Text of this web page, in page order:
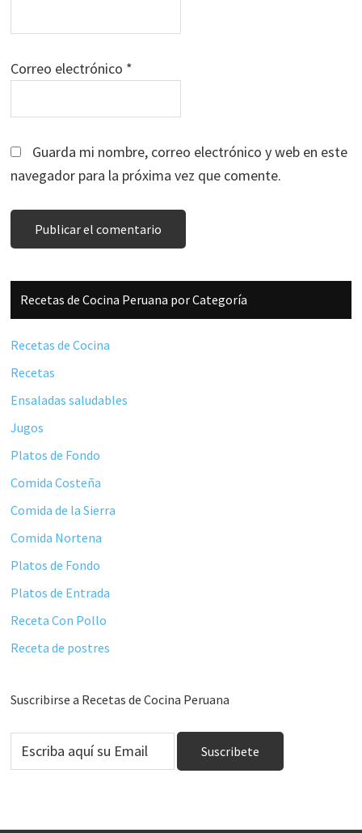
Correo electrónico *
Guarda mi nombre, correo electrónico y web en este
navegador para la próxima vez que comente.
Barra
lateral
principal
Recetas de Cocina Peruana por Categoría
Recetas de Cocina
Recetas
Ensaladas saludables
Jugos
Platos de Fondo
Comida Costeña
Comida de la Sierra
Comida Nortena
Platos de Fondo
Platos de Entrada
Receta Con Pollo
Receta de postres
Suscribirse a Recetas de Cocina Peruana